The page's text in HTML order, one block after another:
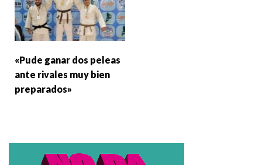
«Pude ganar dos peleas
ante rivales muy bien
preparados»